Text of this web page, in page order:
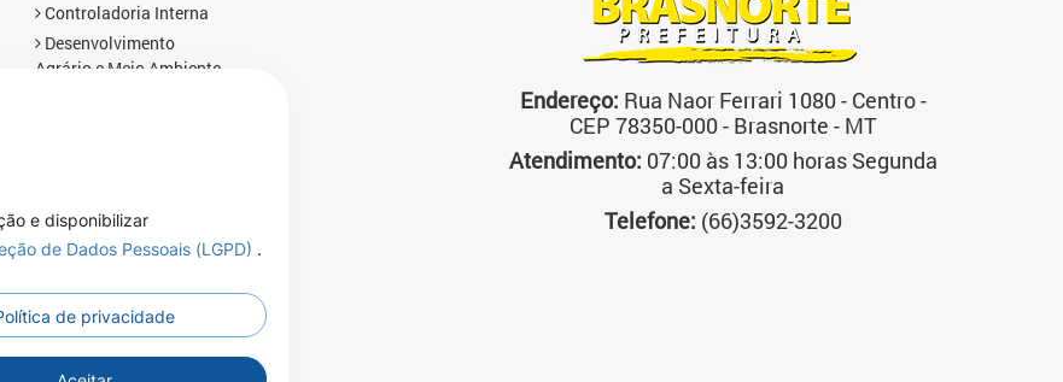
Controladoria Interna
Desenvolvimento
Agrário e Meio Ambiente
Infraestrutura
Planejamento, Turismo e
Endereço: Rua Naor Ferrari 1080 - Centro -
CEP 78350-000 - Brasnorte - MT
Atendimento: 07:00 às 13:00 horas Segunda
a Sexta-feira
Telefone: (66)3592-3200
e disponibilizar
de Dados Pessoais (LGPD) .
de privacidade